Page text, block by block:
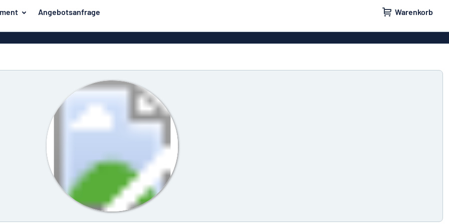
Angebotsanfrage Warenkorb
PVC-Schilder
Massives PET
Klebebuchstaben
Aluminiumschilder im
Emaillestil
Eloxierte
Aluminiumschilder
Aluminiumverbund-
Hausschilder Türschilder